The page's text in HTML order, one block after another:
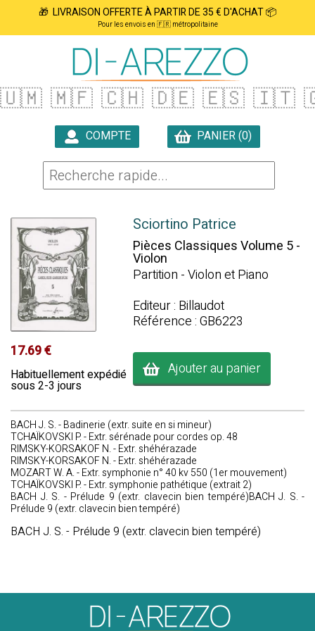
🎁 LIVRAISON OFFERTE À PARTIR DE 35 € D'ACHAT 📦
Pour les envois en 🇫🇷 métropolitaine
🇺🇲 🇲🇫 🇨🇭 🇩🇪 🇪🇸 🇮🇹
COMPTE
PANIER (0)
17.69 €
Habituellement expédié
sous 2-3 jours
Sciortino Patrice
Pièces Classiques Volume 5 -
Violon
Partition - Violon et Piano
Editeur : Billaudot
Référence : GB6223
Ajouter au panier
BACH J. S. - Badinerie (extr. suite en si mineur)
TCHAÏKOVSKI P. - Extr. sérénade pour cordes op. 48
RIMSKY-KORSAKOF N. - Extr. shéhérazade
RIMSKY-KORSAKOF N. - Extr. shéhérazade
MOZART W. A. - Extr. symphonie n° 40 kv 550 (1er mouvement)
TCHAÏKOVSKI P. - Extr. symphonie pathétique (extrait 2)
BACH J. S. - Prélude 9 (extr. clavecin bien tempéré)BACH J. S. -
Prélude 9 (extr. clavecin bien tempéré)
BACH J. S. - Prélude 9 (extr. clavecin bien tempéré)